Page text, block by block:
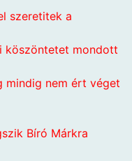
szeretitek a
köszöntetet mondott
mindig nem ért véget
Bíró Márkra